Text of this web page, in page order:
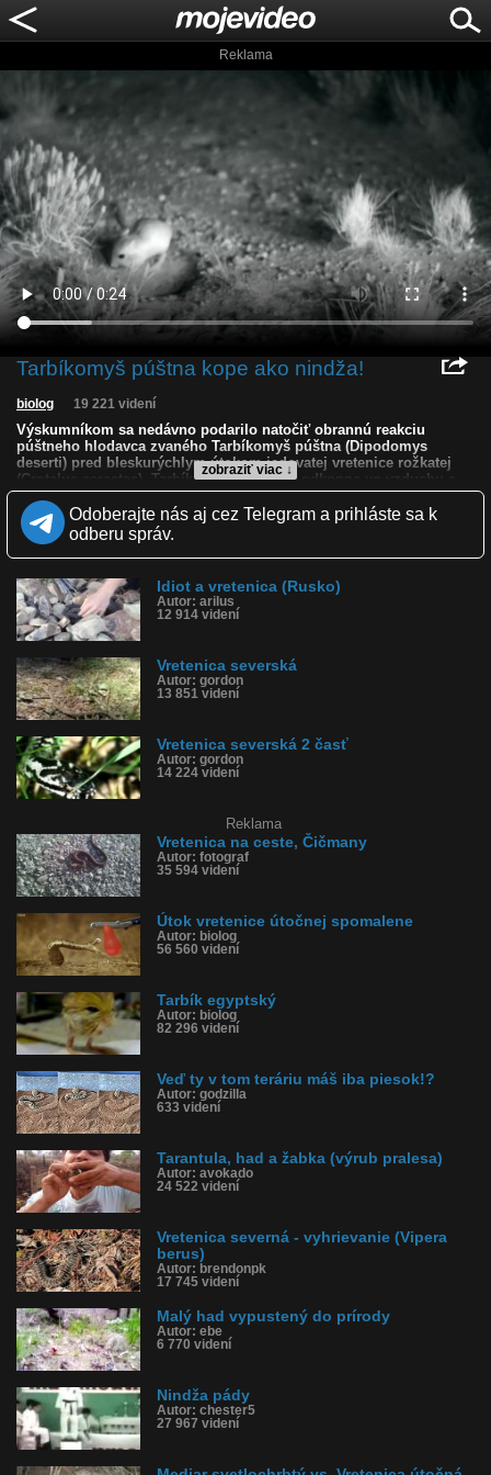
Reklama
Tarbíkomyš púštna kope ako nindža!
zobraziť viac ↓
biolog 19 221 videní
Výskumníkom sa nedávno podarilo natočiť obrannú reakciu
púštneho hlodavca zvaného Tarbíkomyš púštna (Dipodomys
deserti) pred bleskurýchlym útokom jedovatej vretenice rožkatej
(Crotalus cerastes). Tarbíkomyš vretenicu odkopne vo vzduchu a
had nestihne do svojej obete vstreknúť jed.
Kvalita: Full HD
Obľúbené: 8
Komentárov: 44
Dľžka: 0:24
Kategória: zvieratká
Tagy: tarbík, had, vretenica, útok, myš, potkan, činčila
História sledovanosti videa:
Odoberajte nás aj cez Telegram a prihláste sa k
odberu správ.
Idiot a vretenica (Rusko)
Autor: arilus
12 914 videní
Vretenica severská
Autor: gordon
13 851 videní
Vretenica severská 2 časť
Autor: gordon
14 224 videní
Reklama
Vretenica na ceste, Čičmany
Autor: fotograf
35 594 videní
Útok vretenice útočnej spomalene
Autor: biolog
56 560 videní
Tarbík egyptský
Autor: biolog
82 296 videní
Veď ty v tom teráriu máš iba piesok!?
Autor: godzilla
633 videní
Tarantula, had a žabka (výrub pralesa)
Autor: avokado
24 522 videní
Vretenica severná - vyhrievanie (Vipera
berus)
Autor: brendonpk
17 745 videní
Malý had vypustený do prírody
Autor: ebe
6 770 videní
Nindža pády
Autor: chester5
27 967 videní